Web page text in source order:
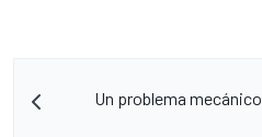
Un problema